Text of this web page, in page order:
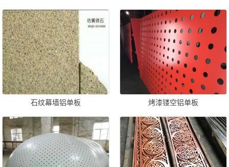
石纹幕墙铝单板 烤漆镂空铝单板